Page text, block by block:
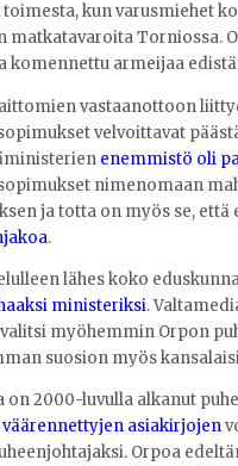
kun varusmiehet
matkatavaroita Torniossa.
komennettu armeijaa
vastaanottoon
velvoittavat
enemmistö oli
nimenomaan
ja totta on myös se,
.
lähes koko
ministeriksi.
myöhemmin Orpon
suosion myös
on 2000-luvulla alkanut
asiakirjojen
Orpoa